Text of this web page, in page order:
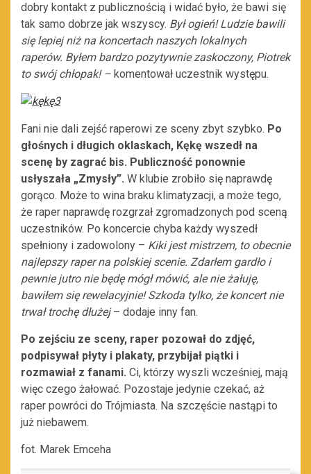
dobry kontakt z publicznością i widać było, że bawi się
tak samo dobrze jak wszyscy. Był ogień! Ludzie bawili
się lepiej niż na koncertach naszych lokalnych
raperów. Byłem bardzo pozytywnie zaskoczony, Piotrek
to swój chłopak! – komentował uczestnik występu.
Fani nie dali zejść raperowi ze sceny zbyt szybko. Po
głośnych i długich oklaskach, Kękę wszedł na
scenę by zagrać bis. Publiczność ponownie
usłyszała „Zmysły”. W klubie zrobiło się naprawdę
gorąco. Może to wina braku klimatyzacji, a może tego,
że raper naprawdę rozgrzał zgromadzonych pod sceną
uczestników. Po koncercie chyba każdy wyszedł
spełniony i zadowolony – Kiki jest mistrzem, to obecnie
najlepszy raper na polskiej scenie. Zdarłem gardło i
pewnie jutro nie będę mógł mówić, ale nie żałuję,
bawiłem się rewelacyjnie! Szkoda tylko, że koncert nie
trwał trochę dłużej– dodaje inny fan.
Po zejściu ze sceny, raper pozował do zdjęć,
podpisywał płyty i plakaty, przybijał piątki i
rozmawiał z fanami. Ci, którzy wyszli wcześniej, mają
więc czego żałować. Pozostaje jedynie czekać, aż
raper powróci do Trójmiasta. Na szczęście nastąpi to
już niebawem.
fot. Marek Emceha